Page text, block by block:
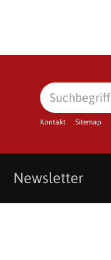
Kontakt Sitemap
Newsletter